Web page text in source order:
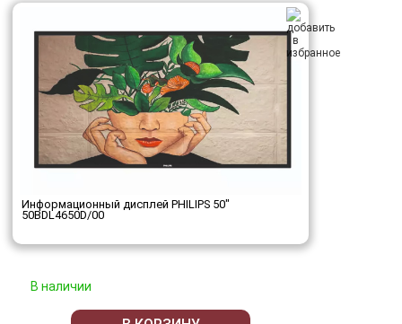
Информационный дисплей PHILIPS 50"
50BDL4650D/00
В наличии